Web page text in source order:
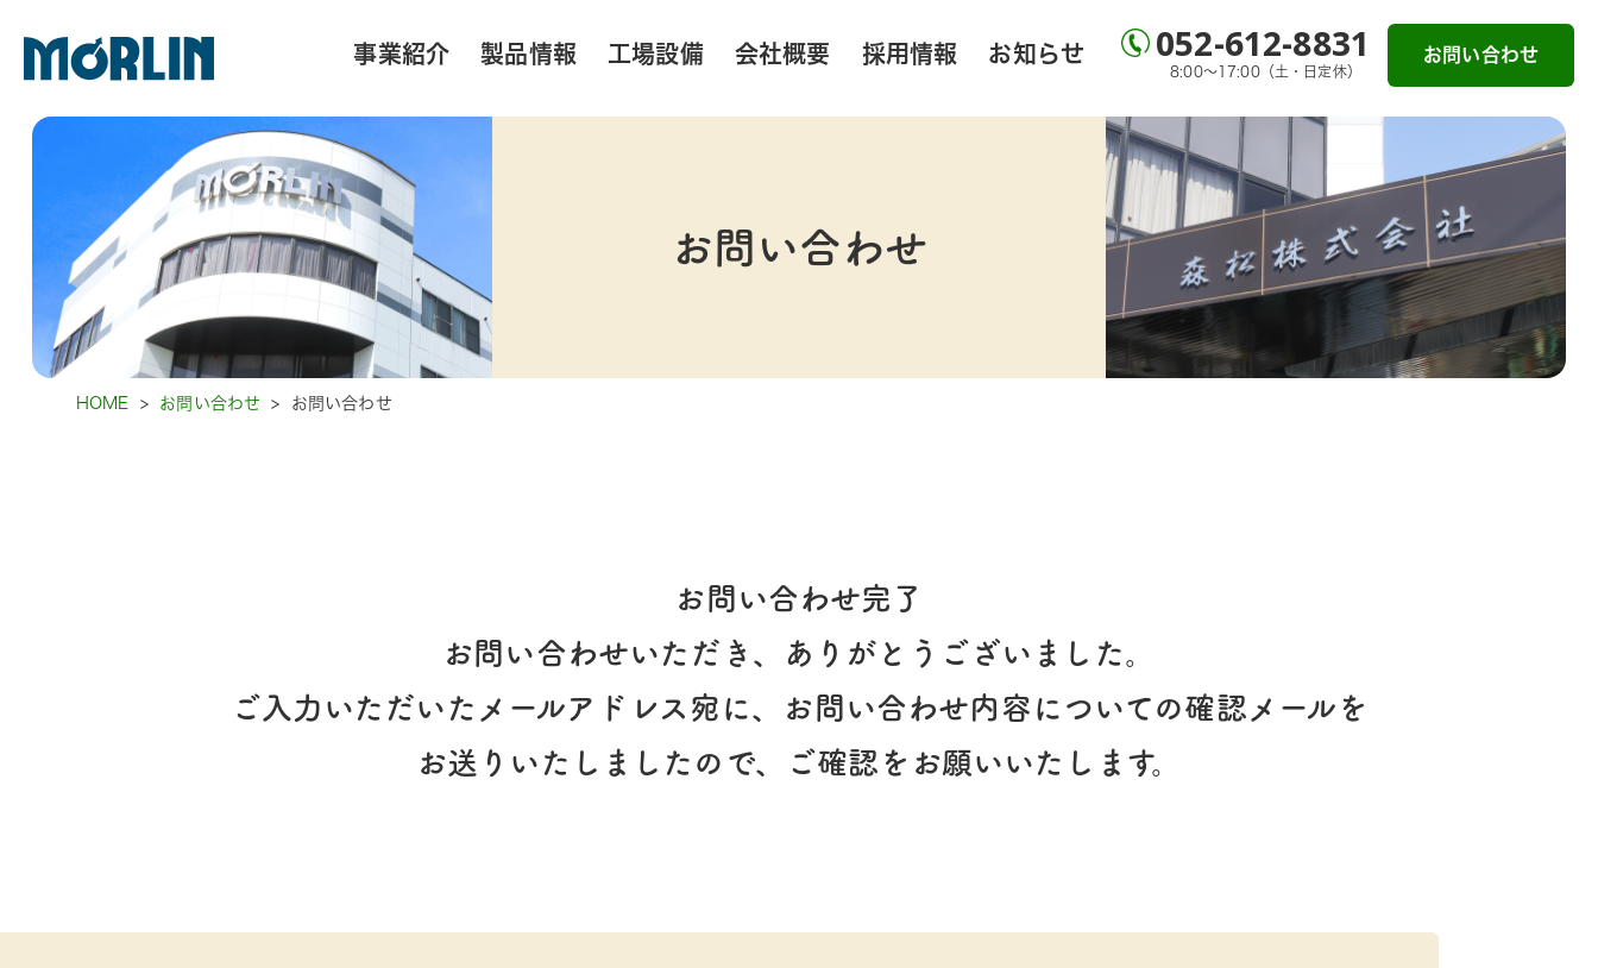
事業紹介 製品情報 工場設備 会社概要 採用情報 お知らせ 052-612-8831
8:00～17:00（土・日定休）
お問い合わせ
お問い合わせ
HOME > お問い合わせ > お問い合わせ
お問い合わせ完了
お問い合わせいただき、ありがとうございました。
ご入力いただいたメールアドレス宛に、お問い合わせ内容についての確認メールを
お送りいたしましたので、ご確認をお願いいたします。